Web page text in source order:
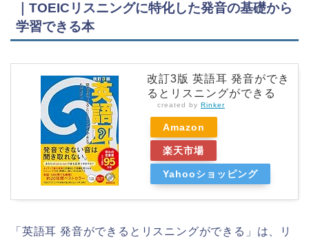
｜TOEICリスニングに特化した発音の基礎から
学習できる本
改訂3版 英語耳 発音ができ
るとリスニングができる
created by Rinker
Amazon
楽天市場
Yahooショッピング
「英語耳 発音ができるとリスニングができる」は、リ